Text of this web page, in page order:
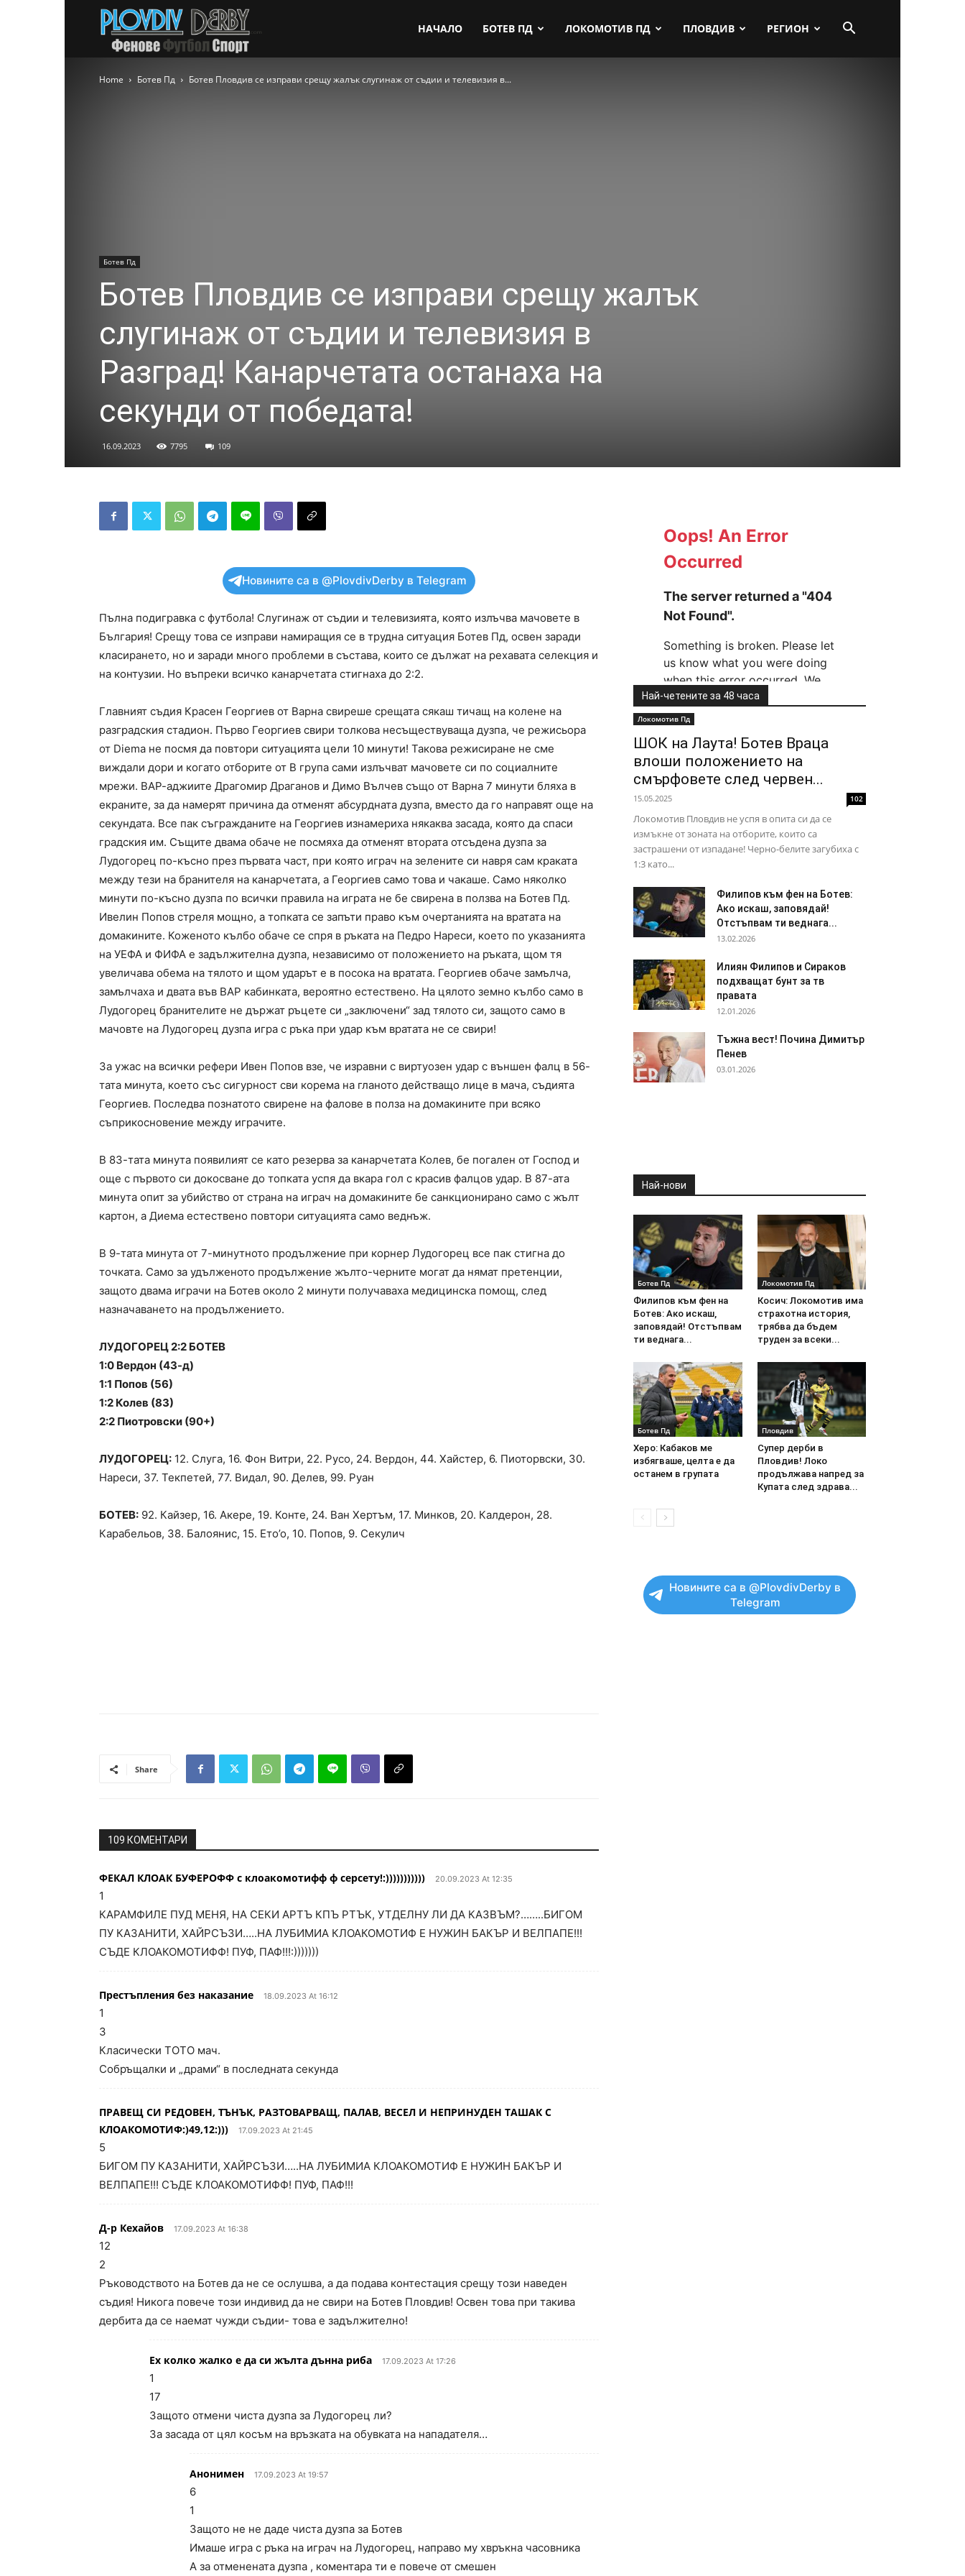
НАЧАЛО БОТЕВ ПД ЛОКОМОТИВ ПД ПЛОВДИВ РЕГИОН
Home Ботев Пд Ботев Пловдив се изправи срещу жалък слугинаж от съдии и телевизия в...
Ботев Пд
Ботев Пловдив се изправи срещу жалък
слугинаж от съдии и телевизия в
Разград! Канарчетата останаха на
секунди от победата!
16.09.2023 7795 109
Новините са в @PlovdivDerby в Telegram
Пълна подигравка с футбола! Слугинаж от съдии и телевизията, която излъчва мачовете в
България! Срещу това се изправи намиращия се в трудна ситуация Ботев Пд, освен заради
класирането, но и заради много проблеми в състава, които се дължат на рехавата селекция и
на контузии. Но въпреки всичко канарчетата стигнаха до 2:2.
Главният съдия Красен Георгиев от Варна свиреше срещата сякаш тичащ на колене на
разградския стадион. Първо Георгиев свири толкова несъществуваща дузпа, че режисьора
от Diema не посмя да повтори ситуацията цели 10 минути! Такова режисиране не сме
виждали дори и когато отборите от В група сами излъчват мачовете си по социалните
мрежи. ВАР-аджиите Драгомир Драганов и Димо Вълчев също от Варна 7 минути бляха в
екраните, за да намерят причина да отменят абсурдната дузпа, вместо да го направят още на
секундата. Все пак съгражданите на Геoргиев изнамериха някаква засада, която да спаси
градския им. Същите двама обаче не посмяха да отменят втората отсъдена дузпа за
Лудогорец по-късно през първата част, при която играч на зелените си навря сам краката
между тези на бранителя на канарчетата, а Георгиев само това и чакаше. Само няколко
минути по-късно дузпа по всички правила на играта не бе свирена в ползва на Ботев Пд.
Ивелин Попов стреля мощно, а топката се запъти право към очертанията на вратата на
домакините. Коженото кълбо обаче се спря в ръката на Педро Нареси, което по указанията
на УЕФА и ФИФА е задължителна дузпа, независимо от положението на ръката, щом тя
увеличава обема на тялото и щом ударът е в посока на вратата. Георгиев обаче замълча,
замълчаха и двата във ВАР кабинката, вероятно естествено. На цялото земно кълбо само в
Лудогорец бранителите не държат ръцете си „заключени“ зад тялото си, защото само в
мачовте на Лудогорец дузпа игра с ръка при удар към вратата не се свири!
За ужас на всички рефери Ивен Попов взе, че изравни с виртуозен удар с външен фалц в 56-
тата минута, което със сигурност сви корема на гланото действащо лице в мача, съдията
Георгиев. Последва познатото свирене на фалове в полза на домакините при всяко
съприкосновение между играчите.
В 83-тата минута появилият се като резерва за канарчетата Колев, бе погален от Господ и
още с първото си докосване до топката успя да вкара гол с красив фалцов удар. В 87-ата
минута опит за убийство от страна на играч на домакините бе санкционирано само с жълт
картон, а Диема естествено повтори ситуацията само веднъж.
В 9-тата минута от 7-минутното продължение при корнер Лудогорец все пак стигна до
точката. Само за удълженото продължение жълто-черните могат да нямат претенции,
защото двама играчи на Ботев около 2 минути получаваха медицинска помощ, след
назначаването на продължението.
ЛУДОГОРЕЦ 2:2 БОТЕВ
1:0 Вердон (43-д)
1:1 Попов (56)
1:2 Колев (83)
2:2 Пиотровски (90+)
ЛУДОГОРЕЦ: 12. Слуга, 16. Фон Витри, 22. Русо, 24. Вердон, 44. Хайстер, 6. Пиоторвски, 30.
Нареси, 37. Текпетей, 77. Видал, 90. Делев, 99. Руан
БОТЕВ: 92. Кайзер, 16. Акере, 19. Конте, 24. Ван Хертъм, 17. Минков, 20. Калдерон, 28.
Карабельов, 38. Балоянис, 15. Ето’о, 10. Попов, 9. Секулич
Share
109 КОМЕНТАРИ
ФЕКАЛ КЛОАК БУФЕРОФФ с клоакомотифф ф серсету!:))))))))))) 20.09.2023 At 12:35
1
КАРАМФИЛЕ ПУД МЕНЯ, НА СЕКИ АРТЪ КПЪ РТЪК, УТДЕЛНУ ЛИ ДА КАЗВЪМ?……..БИГОМ
ПУ КАЗАНИТИ, ХАЙРСЪЗИ…..НА ЛУБИМИА КЛОАКОМОТИФ Е НУЖИН БАКЪР И ВЕЛПАПЕ!!!
СЪДЕ КЛОАКОМОТИФФ! ПУФ, ПАФ!!!:)))))))
Престъпления без наказание 18.09.2023 At 16:12
1
3
Класически ТОТО мач.
Собръщалки и „драми“ в последната секунда
ПРАВЕЩ СИ РЕДОВЕН, ТЪНЪК, РАЗТОВАРВАЩ, ПАЛАВ, ВЕСЕЛ И НЕПРИНУДЕН ТАШАК С
КЛОАКОМОТИФ:)49,12:)))
17.09.2023 At 21:45
5
БИГОМ ПУ КАЗАНИТИ, ХАЙРСЪЗИ…..НА ЛУБИМИА КЛОАКОМОТИФ Е НУЖИН БАКЪР И
ВЕЛПАПЕ!!! СЪДЕ КЛОАКОМОТИФФ! ПУФ, ПАФ!!!
Д-р Кехайов 17.09.2023 At 16:38
12
2
Ръководството на Ботев да не се ослушва, а да подава контестация срещу този наведен
съдия! Никога повече този индивид да не свири на Ботев Пловдив! Освен това при такива
дербита да се наемат чужди съдии- това е задължително!
Ех колко жалко е да си жълта дънна риба 17.09.2023 At 17:26
1
17
Защото отмени чиста дузпа за Лудогорец ли?
За засада от цял косъм на връзката на обувката на нападателя…
Анонимен 17.09.2023 At 19:57
6
1
Защото не не даде чиста дузпа за Ботев
Имаше игра с ръка на играч на Лудогорец, направо му хвръкна часовника
А за отменената дузпа , коментара ти е повече от смешен
Най-четените за 48 часа
Локомотив Пд
ШОК на Лаута! Ботев Враца
влоши положението на
смърфовете след червен...
15.05.2025 102
Локомотив Пловдив не успя в опита си да се
измъкне от зоната на отборите, които са
застрашени от изпадане! Черно-белите загубиха с
1:3 като...
Филипов към фен на Ботев:
Ако искаш, заповядай!
Отстъпвам ти веднага...
13.02.2026
Илиян Филипов и Сираков
подхващат бунт за тв
правата
12.01.2026
Тъжна вест! Почина Димитър
Пенев
03.01.2026
Най-нови
Ботев Пд
Филипов към фен на
Ботев: Ако искаш,
заповядай! Отстъпвам
ти веднага...
Локомотив Пд
Косич: Локомотив има
страхотна история,
трябва да бъдем
труден за всеки...
Ботев Пд
Херо: Кабаков ме
избягваше, целта е да
останем в групата
Пловдив
Супер дерби в
Пловдив! Локо
продължава напред за
Купата след здрава...
Новините са в @PlovdivDerby в
Telegram